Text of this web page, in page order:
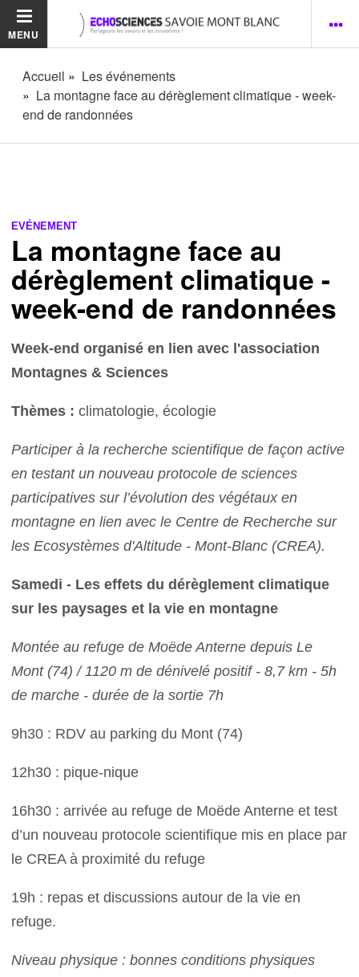
MENU
Accueil
Les événements
La montagne face au dérèglement climatique - week-
end de randonnées
EVÉNEMENT
La montagne face au
dérèglement climatique -
week-end de randonnées
Week-end organisé en lien avec l'association
Montagnes & Sciences
Thèmes : climatologie, écologie
Participer à la recherche scientifique de façon active
en testant un nouveau protocole de sciences
participatives sur l’évolution des végétaux en
montagne en lien avec le Centre de Recherche sur
les Ecosystèmes d'Altitude - Mont-Blanc (CREA).
Samedi - Les effets du dérèglement climatique
sur les paysages et la vie en montagne
Montée au refuge de Moëde Anterne depuis Le
Mont (74) / 1120 m de dénivelé positif - 8,7 km - 5h
de marche - durée de la sortie 7h
9h30 : RDV au parking du Mont (74)
12h30 : pique-nique
16h30 : arrivée au refuge de Moëde Anterne et test
d’un nouveau protocole scientifique mis en place par
le CREA à proximité du refuge
19h : repas et discussions autour de la vie en
refuge.
Niveau physique : bonnes conditions physiques